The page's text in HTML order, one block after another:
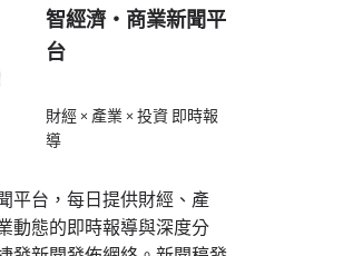
智經濟・商業新聞平
台
財經 × 產業 × 投資 即時報
導
平台，每日提供財經、產
動態的即時報導與深度分